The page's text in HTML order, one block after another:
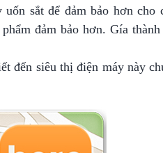
sắt để đảm bảo hơn cho
đảm bảo hơn. Gía
đến siêu thị điện máy này